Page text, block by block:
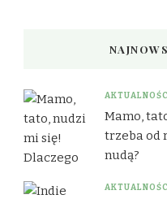
Mamo,
trzeba od
nudą?